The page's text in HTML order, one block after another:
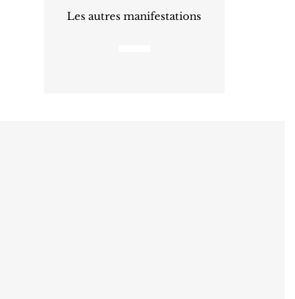
Les autres manifestations